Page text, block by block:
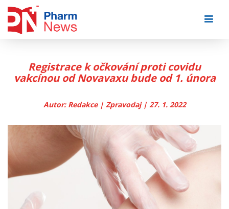
Registrace k očkování proti covidu
vakcínou od Novavaxu bude od 1. února
Autor: Redakce | Zpravodaj | 27. 1. 2022